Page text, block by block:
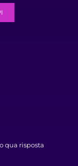
qua risposta